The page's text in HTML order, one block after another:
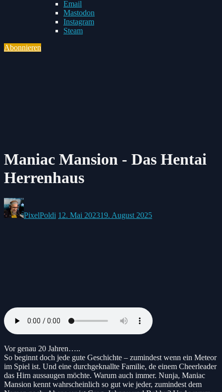
menu
Email
Mastodon
Instagram
Steam
Abonnieren
Maniac Mansion - Das Hentai
Herrenhaus
Posted
by:
PixelPoldi
on
12. Mai 202319. August 2025
Vor genau 20 Jahren…..
So beginnt doch jede gute Geschichte – zumindest wenn ein Meteor
im Spiel ist. Und eine durchgeknallte Familie, de einem Cheerleader
das Hirn aussaugen möchte. Warum auch immer. Nunja, Maniac
Mansion kennt wahrscheinlich so gut wie jeder, zumindest dem